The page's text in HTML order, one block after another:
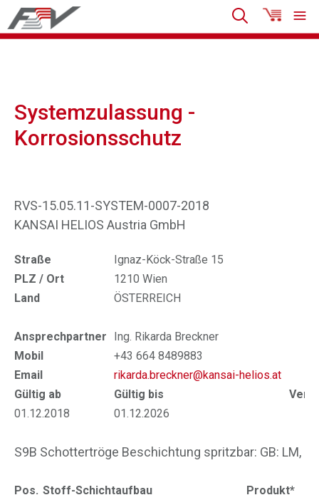
Systemzulassung -
Korrosionsschutz
RVS-15.05.11-SYSTEM-0007-2018
KANSAI HELIOS Austria GmbH
Straße
Ignaz-Köck-Straße 15
PLZ / Ort
1210 Wien
Land
ÖSTERREICH
Ansprechpartner
Ing. Rikarda Breckner
Mobil
+43 664 8489883
Email
rikarda.breckner@kansai-helios.at
Gültig ab
Gültig bis
01.12.2018
01.12.2026
S9B Schottertröge Beschichtung spritzbar: GB: LM,
Pos. Stoff-Schichtaufbau Produkt*